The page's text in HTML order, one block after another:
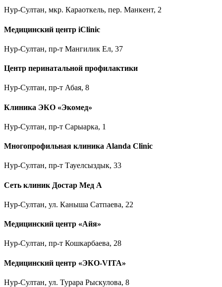
Нур-Султан, мкр. Караоткель, пер. Манкент, 2
Медицинский центр iClinic
Нур-Султан, пр-т Мангилик Ел, 37
Центр перинатальной профилактики
Нур-Султан, пр-т Абая, 8
Клиника ЭКО «Экомед»
Нур-Султан, пр-т Сарыарка, 1
Многопрофильная клиника Alanda Clinic
Нур-Султан, пр-т Тауелсыздык, 33
Сеть клиник Достар Мед А
Нур-Султан, ул. Каныша Сатпаева, 22
Медицинский центр «Айя»
Нур-Султан, пр-т Кошкарбаева, 28
Медицинский центр «ЭКО-VITA»
Нур-Султан, ул. Турара Рыскулова, 8